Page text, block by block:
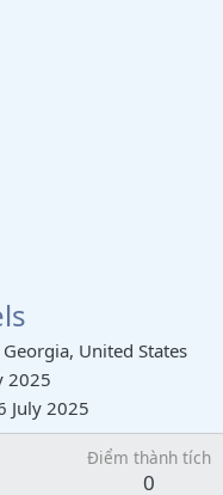
United States
2025
July 2025
Điểm thành tích
0